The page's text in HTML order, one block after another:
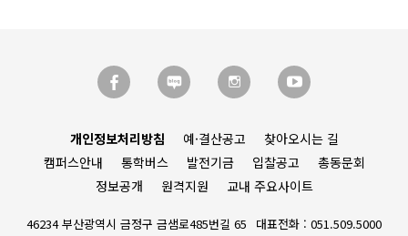
개인정보처리방침 예·결산공고
찾아오시는 길
캠퍼스안내
통학버스 발전기금 입찰공고
총동문회
정보공개
원격지원 교내 주요사이트
46234 부산광역시 금정구 금샘로485번길 65
대표전화 : 051.509.5000